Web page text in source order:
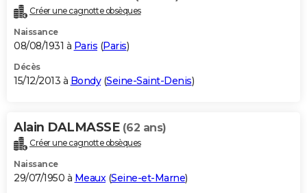
Créer une cagnotte obsèques
Naissance
08/08/1931 à Paris (Paris)
Décès
15/12/2013 à Bondy(Seine-Saint-Denis)
Alain DALMASSE (62 ans)
Créer une cagnotte obsèques
Naissance
29/07/1950 à Meaux(Seine-et-Marne)